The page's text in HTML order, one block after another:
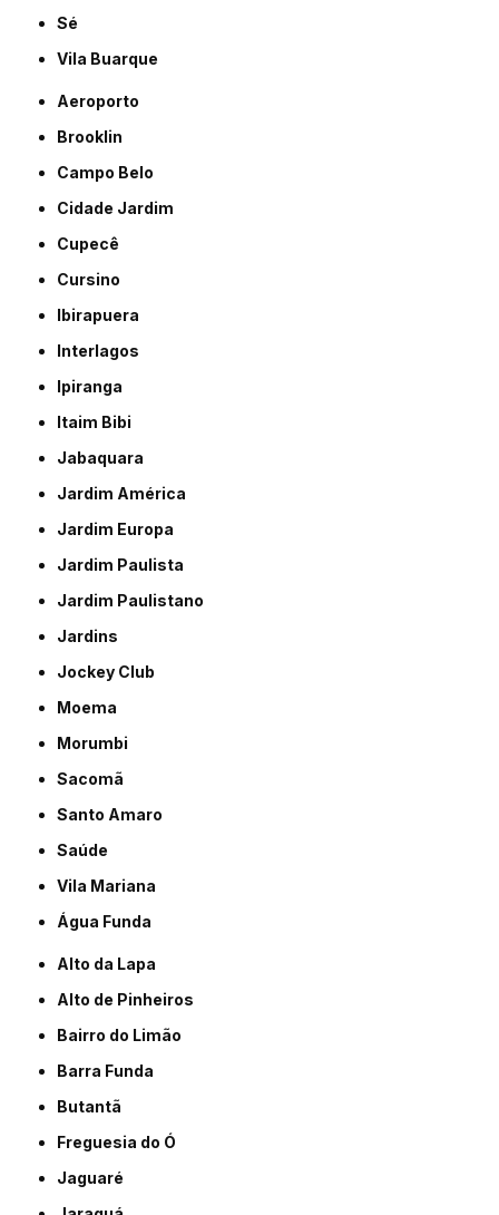
Sé
Vila Buarque
Aeroporto
Brooklin
Campo Belo
Cidade Jardim
Cupecê
Cursino
Ibirapuera
Interlagos
Ipiranga
Itaim Bibi
Jabaquara
Jardim América
Jardim Europa
Jardim Paulista
Jardim Paulistano
Jardins
Jockey Club
Moema
Morumbi
Sacomã
Santo Amaro
Saúde
Vila Mariana
Água Funda
Alto da Lapa
Alto de Pinheiros
Bairro do Limão
Barra Funda
Butantã
Freguesia do Ó
Jaguaré